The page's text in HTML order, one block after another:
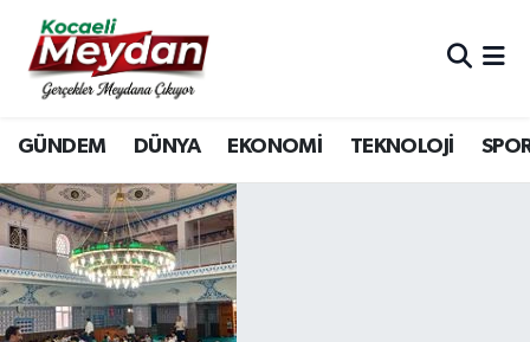
GÜNDEM DÜNYA EKONOMİ TEKNOLOJİ
Nöbetçi Eczaneler
Hava Durumu
Trafik Durumu
Süper Lig Puan Durumu ve Fikstür
Tüm Manşetler